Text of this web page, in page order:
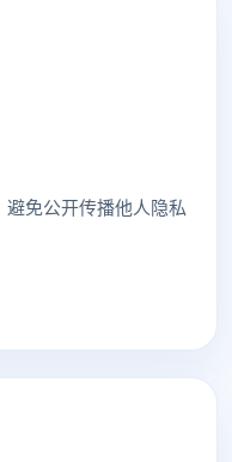
免公开传播他人隐私